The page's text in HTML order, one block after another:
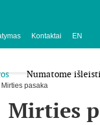
Kontaktai EN
Numatome išleisti
Mirties pasaka
Mirties